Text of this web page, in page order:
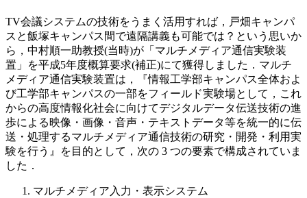
TV会議システムの技術をうまく活用すれば，戸畑キャンパ
スと飯塚キャンパス間で遠隔講義も可能では？という思いか
ら，中村順一助教授(当時)が「マルチメディア通信実験装
置」を平成5年度概算要求(補正)にて獲得しました．マルチ
メディア通信実験装置は，『情報工学部キャンパス全体およ
び工学部キャンパスの一部をフィールド実験場として，これ
からの高度情報化社会に向けてデジタルデータ伝送技術の進
歩による映像・画像・音声・テキストデータ等を統一的に伝
送・処理するマルチメディア通信技術の研究・開発・利用実
験を行う』を目的として，次の 3 つの要素で構成されていま
した．
マルチメディア入力・表示システム